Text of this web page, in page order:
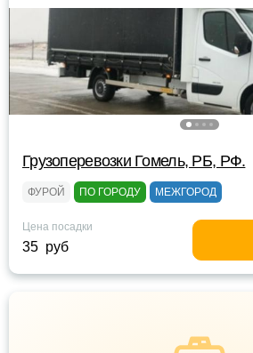
Грузоперевозки Гомель, РБ, РФ.
ФУРОЙ ПО ГОРОДУ МЕЖГОРОД
Цена посадки
35 руб